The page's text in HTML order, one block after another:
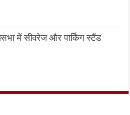
में सीवरेज और पार्किंग स्टैंड